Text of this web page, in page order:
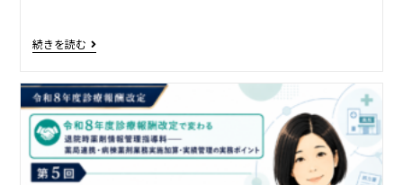
続きを読む